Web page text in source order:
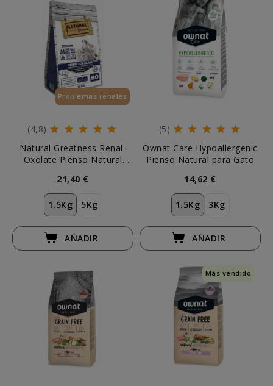
Problemas renales
(4,8)
Natural Greatness Renal-
Oxolate Pienso Natural
21,40 €
1.5Kg 5Kg
AÑADIR
(5)
Ownat Care Hypoallergenic
Pienso Natural para Gato
14,62 €
1.5Kg 3Kg
AÑADIR
Más vendido